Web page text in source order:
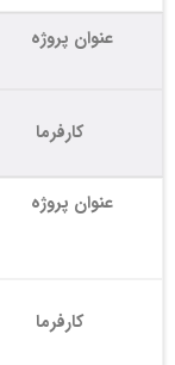
عنوان پروژه
کارفرما
عنوان پروژه
کارفرما